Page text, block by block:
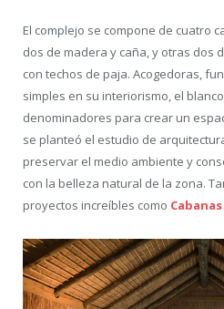
El complejo se compone de cuatro
dos de madera y caña, y otras dos
con techos de paja. Acogedoras,
simples en su interiorismo, el
denominadores para crear un
se planteó el estudio de
preservar el medio ambiente y
con la belleza natural de la zona.
proyectos increíbles como